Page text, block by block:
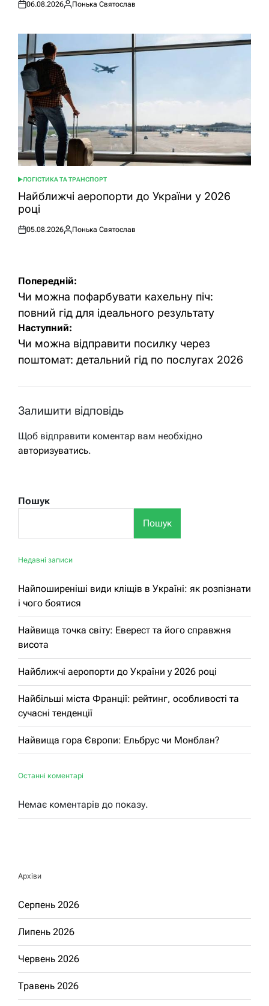
Оприлюднено
06.08.2026
Опубліковано
Понька Святослав
ОПУБЛІКУВАТИ
У
ЛОГІСТИКА ТА ТРАНСПОРТ
Найближчі аеропорти до України у 2026
році
Оприлюднено
05.08.2026
Опубліковано
Понька Святослав
Навігація
записів
Попередній:
Чи можна пофарбувати кахельну піч:
повний гід для ідеального результату
Наступний:
Чи можна відправити посилку через
поштомат: детальний гід по послугах 2026
Залишити відповідь
Щоб відправити коментар вам необхідно
авторизуватись.
Пошук
Пошук
Недавні записи
Найпоширеніші види кліщів в Україні: як розпізнати
і чого боятися
Найвища точка світу: Еверест та його справжня
висота
Найближчі аеропорти до України у 2026 році
Найбільші міста Франції: рейтинг, особливості та
сучасні тенденції
Найвища гора Європи: Ельбрус чи Монблан?
Останні коментарі
Немає коментарів до показу.
Архіви
Серпень 2026
Липень 2026
Червень 2026
Травень 2026